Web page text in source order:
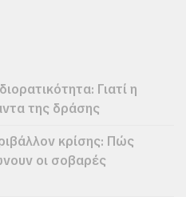
Γιατί η
της δράσης
κρίσης: Πώς
οι σοβαρές